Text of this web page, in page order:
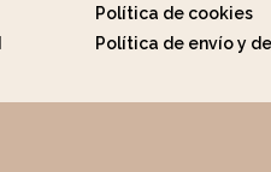
Política de cookies
Política de envío y